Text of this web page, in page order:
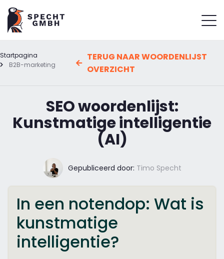
Startpagina
B2B-marketing
TERUG NAAR WOORDENLIJST
OVERZICHT
SEO woordenlijst:
Kunstmatige intelligentie
(AI)
Gepubliceerd door: Timo Specht
In een notendop: Wat is
kunstmatige
intelligentie?